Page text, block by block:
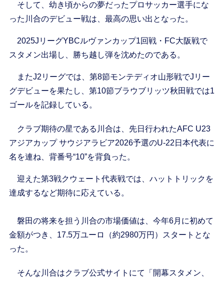
そして、幼き頃からの夢だったプロサッカー選手にな
った川合のデビュー戦は、最高の思い出となった。
2025JリーグYBCルヴァンカップ1回戦・FC大阪戦で
スタメン出場し、勝ち越し弾を沈めたのである。
またJ2リーグでは、第8節モンテディオ山形戦でJリー
グデビューを果たし、第10節ブラウブリッツ秋田戦では1
ゴールを記録している。
クラブ期待の星である川合は、先日行われたAFC U23
アジアカップ サウジアラビア2026予選のU-22日本代表に
名を連ね、背番号“10”を背負った。
迎えた第3戦クウェート代表戦では、ハットトリックを
達成するなど期待に応えている。
磐田の将来を担う川合の市場価値は、今年6月に初めて
金額がつき、17.5万ユーロ（約2980万円）スタートとな
った。
そんな川合はクラブ公式サイトにて「開幕スタメン、